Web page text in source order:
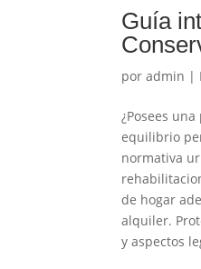
Guía
poradmin |
¿Posees
equilibrio
normativa
de hogar
alquiler.
y aspectos